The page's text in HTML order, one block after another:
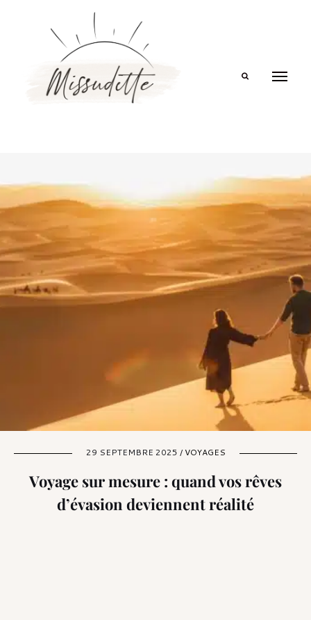
29 SEPTEMBRE 2025 / VOYAGES
Voyage sur mesure : quand vos rêves
d’évasion deviennent réalité